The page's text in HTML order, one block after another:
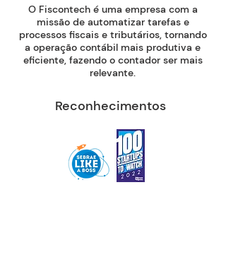
O Fiscontech é uma empresa com a
missão de automatizar tarefas e
processos fiscais e tributários, tornando
a operação contábil mais produtiva e
eficiente, fazendo o contador ser mais
relevante.
Reconhecimentos